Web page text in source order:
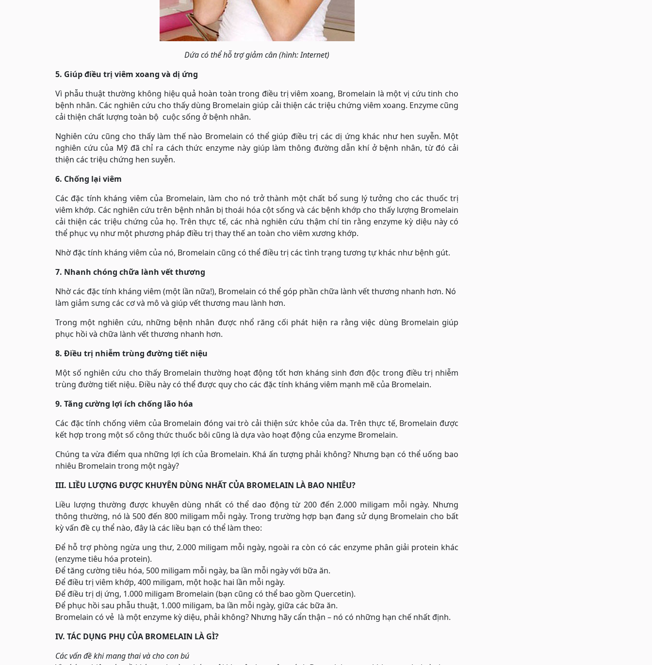
Dứa có thể hỗ trợ giảm cân (hình: Internet)
5. Giúp điều trị viêm xoang và dị ứng
Vì phẫu thuật thường không hiệu quả hoàn toàn trong điều trị viêm xoang, Bromelain là một vị cứu tinh cho
bệnh nhân. Các nghiên cứu cho thấy dùng Bromelain giúp cải thiện các triệu chứng viêm xoang. Enzyme cũng
cải thiện chất lượng toàn bộ cuộc sống ở bệnh nhân.
Nghiên cứu cũng cho thấy làm thế nào Bromelain có thể giúp điều trị các dị ứng khác như hen suyễn. Một
nghiên cứu của Mỹ đã chỉ ra cách thức enzyme này giúp làm thông đường dẫn khí ở bệnh nhân, từ đó cải
thiện các triệu chứng hen suyễn.
6. Chống lại viêm
Các đặc tính kháng viêm của Bromelain, làm cho nó trở thành một chất bổ sung lý tưởng cho các thuốc trị
viêm khớp. Các nghiên cứu trên bệnh nhân bị thoái hóa cột sống và các bệnh khớp cho thấy lượng Bromelain
cải thiện các triệu chứng của họ. Trên thực tế, các nhà nghiên cứu thậm chí tin rằng enzyme kỳ diệu này có
thể phục vụ như một phương pháp điều trị thay thế an toàn cho viêm xương khớp.
Nhờ đặc tính kháng viêm của nó, Bromelain cũng có thể điều trị các tình trạng tương tự khác như bệnh gút.
7. Nhanh chóng chữa lành vết thương
Nhờ các đặc tính kháng viêm (một lần nữa!), Bromelain có thể góp phần chữa lành vết thương nhanh hơn. Nó
làm giảm sưng các cơ và mô và giúp vết thương mau lành hơn.
Trong một nghiên cứu, những bệnh nhân được nhổ răng cối phát hiện ra rằng việc dùng Bromelain giúp
phục hồi và chữa lành vết thương nhanh hơn.
8. Điều trị nhiễm trùng đường tiết niệu
Một số nghiên cứu cho thấy Bromelain thường hoạt động tốt hơn kháng sinh đơn độc trong điều trị nhiễm
trùng đường tiết niệu. Điều này có thể được quy cho các đặc tính kháng viêm mạnh mẽ của Bromelain.
9. Tăng cường lợi ích chống lão hóa
Các đặc tính chống viêm của Bromelain đóng vai trò cải thiện sức khỏe của da. Trên thực tế, Bromelain được
kết hợp trong một số công thức thuốc bôi cũng là dựa vào hoạt động của enzyme Bromelain.
Chúng ta vừa điểm qua những lợi ích của Bromelain. Khá ấn tượng phải không? Nhưng bạn có thể uống bao
nhiêu Bromelain trong một ngày?
III. LIỀU LƯỢNG ĐƯỢC KHUYÊN DÙNG NHẤT CỦA BROMELAIN LÀ BAO NHIÊU?
Liều lượng thường được khuyên dùng nhất có thể dao động từ 200 đến 2.000 miligam mỗi ngày. Nhưng
thông thường, nó là 500 đến 800 miligam mỗi ngày. Trong trường hợp bạn đang sử dụng Bromelain cho bất
kỳ vấn đề cụ thể nào, đây là các liều bạn có thể làm theo:
Để hỗ trợ phòng ngừa ung thư, 2.000 miligam mỗi ngày, ngoài ra còn có các enzyme phân giải protein khác
(enzyme tiêu hóa protein).
Để tăng cường tiêu hóa, 500 miligam mỗi ngày, ba lần mỗi ngày với bữa ăn.
Để điều trị viêm khớp, 400 miligam, một hoặc hai lần mỗi ngày.
Để điều trị dị ứng, 1.000 miligam Bromelain (bạn cũng có thể bao gồm Quercetin).
Để phục hồi sau phẫu thuật, 1.000 miligam, ba lần mỗi ngày, giữa các bữa ăn.
Bromelain có vẻ là một enzyme kỳ diệu, phải không? Nhưng hãy cẩn thận – nó có những hạn chế nhất định.
IV. TÁC DỤNG PHỤ CỦA BROMELAIN LÀ GÌ?
Các vấn đề khi mang thai và cho con bú